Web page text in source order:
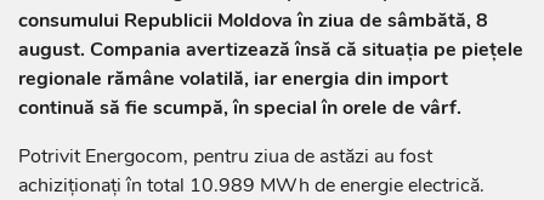
consumului Republicii Moldova în ziua de sâmbătă, 8
august. Compania avertizează însă că situația pe piețele
regionale rămâne volatilă, iar energia din import
continuă să fie scumpă, în special în orele de vârf.
Potrivit Energocom, pentru ziua de astăzi au fost
achiziționați în total 10.989 MWh de energie electrică.